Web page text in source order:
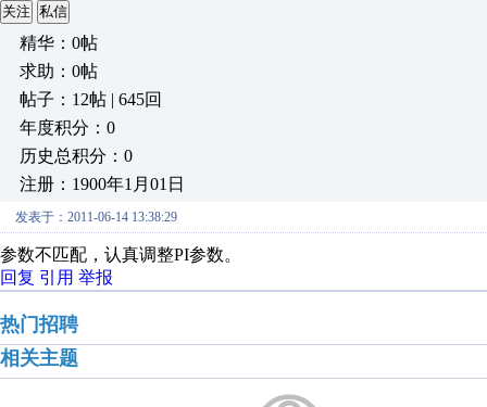
关注 私信
精华：0帖
求助：0帖
帖子：12帖 | 645回
年度积分：0
历史总积分：0
注册：1900年1月01日
发表于：2011-06-14 13:38:29
参数不匹配，认真调整PI参数。
回复 引用 举报
热门招聘
相关主题